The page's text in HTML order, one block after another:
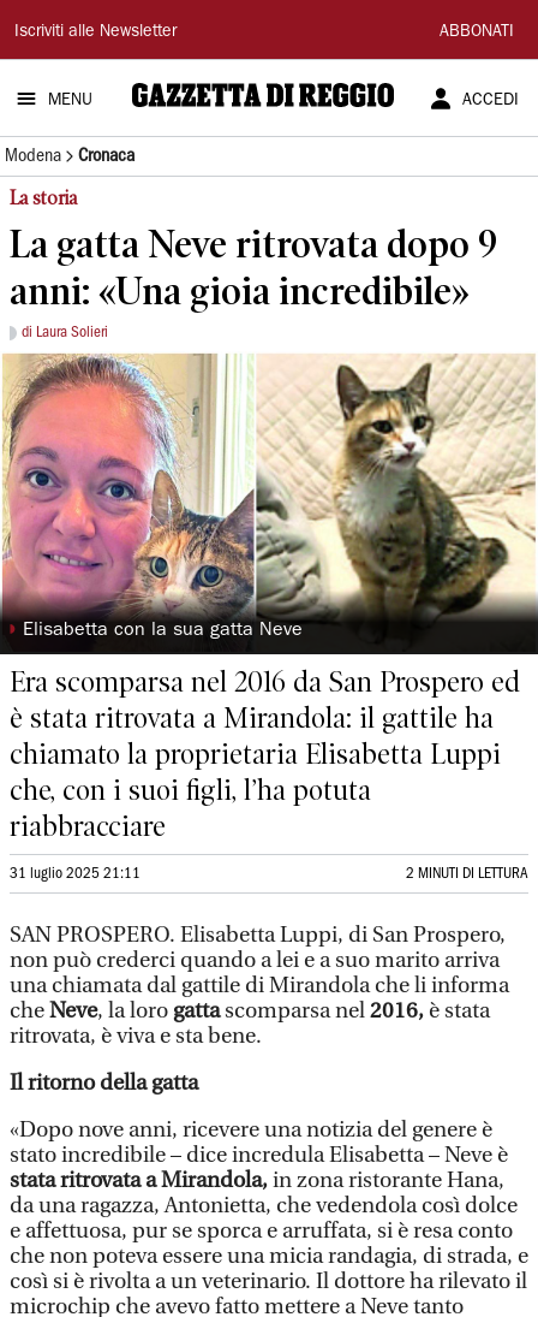
Gazzetta
di
Reggio
Iscriviti alle Newsletter ABBONATI
MENU ACCEDI
Modena Cronaca
La storia
La gatta Neve ritrovata dopo 9
anni: «Una gioia incredibile»
di Laura Solieri
◗ Elisabetta con la sua gatta Neve
Era scomparsa nel 2016 da San Prospero ed
è stata ritrovata a Mirandola: il gattile ha
chiamato la proprietaria Elisabetta Luppi
che, con i suoi figli, l’ha potuta
riabbracciare
31 luglio 2025 21:11 2 MINUTI DI LETTURA
SAN PROSPERO. Elisabetta Luppi, di San Prospero,
non può crederci quando a lei e a suo marito arriva
una chiamata dal gattile di Mirandola che li informa
cheNeve, la loro gattascomparsa nel2016, è stata
ritrovata, è viva e sta bene.
Il ritorno della gatta
«Dopo nove anni, ricevere una notizia del genere è
stato incredibile – dice incredula Elisabetta – Neve è
stata ritrovata a Mirandola,in zona ristorante Hana,
da una ragazza, Antonietta, che vedendola così dolce
e affettuosa, pur se sporca e arruffata, si è resa conto
che non poteva essere una micia randagia, di strada, e
così si è rivolta a un veterinario. Il dottore ha rilevato il
microchip che avevo fatto mettere a Neve tanto